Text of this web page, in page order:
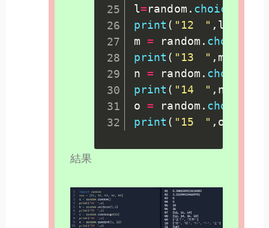
l=random . choice
print ( "12　" , l
m = random . choices
print ( "13　" , m
n = random . choices
print ( "14　" , n
o = random . choices
print ( "15　" , o
結果